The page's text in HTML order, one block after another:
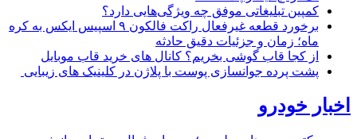
کمپین تبلیغاتی موفق چه ویژگی‌هایی دارد؟
برخورد قطعه غیرفعال راکت فالکون ۹ اسپیس ایکس به کره
ماه؛ زمان و جزئیات دقیق حادثه
از کجا قاب گوشی بخریم؟ کانال های خرید قاب موبایل
پشت پرده جوانسازی پوست با پلاژن در کلینیک های زیبایی
اخبار خودرو